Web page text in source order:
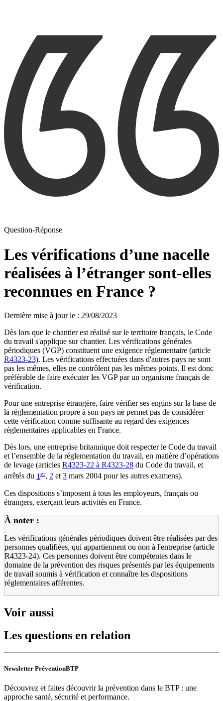
Question-Réponse
Les vérifications d’une nacelle
réalisées à l’étranger sont-elles
reconnues en France ?
Dernière mise à jour le : 29/08/2023
Dès lors que le chantier est réalisé sur le territoire français, le Code
du travail s'applique sur chantier. Les vérifications générales
périodiques (VGP) constituent une exigence réglementaire (article
R4323-23). Les vérifications effectuées dans d'autres pays ne sont
pas les mêmes, elles ne contrôlent pas les mêmes points. Il est donc
préférable de faire exécuter les VGP par un organisme français de
vérification.
Pour une entreprise étrangère, faire vérifier ses engins sur la base de
la réglementation propre à son pays ne permet pas de considérer
cette vérification comme suffisante au regard des exigences
réglementaires applicables en France.
Dès lors, une entreprise britannique doit respecter le Code du travail
et l’ensemble de la réglementation du travail, en matière d’opérations
de levage (articles R4323-22 à R4323-28 du Code du travail, et
arrêtés du 1 er, 2 et3 mars 2004 pour les autres examens).
Ces dispositions s’imposent à tous les employeurs, français ou
étrangers, exerçant leurs activités en France.
À noter :
Les vérifications générales périodiques doivent être réalisées par des
personnes qualifiées, qui appartiennent ou non à l'entreprise (article
R4323-24). Ces personnes doivent être compétentes dans le
domaine de la prévention des risques présentés par les équipements
de travail soumis à vérification et connaître les dispositions
réglementaires afférentes.
Voir aussi
Les questions en relation
Newsletter PréventionBTP
Découvrez et faites découvrir la prévention dans le BTP : une
approche santé, sécurité et performance.